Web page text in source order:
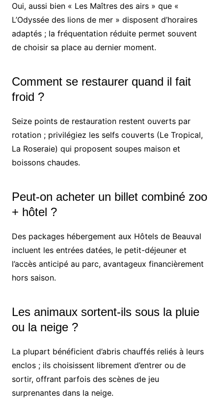
Oui, aussi bien « Les Maîtres des airs » que «
L’Odyssée des lions de mer » disposent d’horaires
adaptés ; la fréquentation réduite permet souvent
de choisir sa place au dernier moment.
Comment se restaurer quand il fait
froid ?
Seize points de restauration restent ouverts par
rotation ; privilégiez les selfs couverts (Le Tropical,
La Roseraie) qui proposent soupes maison et
boissons chaudes.
Peut-on acheter un billet combiné zoo
+ hôtel ?
Des packages hébergement aux Hôtels de Beauval
incluent les entrées datées, le petit-déjeuner et
l’accès anticipé au parc, avantageux financièrement
hors saison.
Les animaux sortent-ils sous la pluie
ou la neige ?
La plupart bénéficient d’abris chauffés reliés à leurs
enclos ; ils choisissent librement d’entrer ou de
sortir, offrant parfois des scènes de jeu
surprenantes dans la neige.